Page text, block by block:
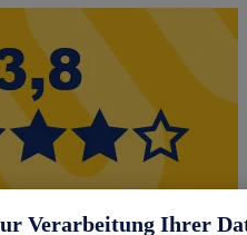
Verarbeitung Ihrer